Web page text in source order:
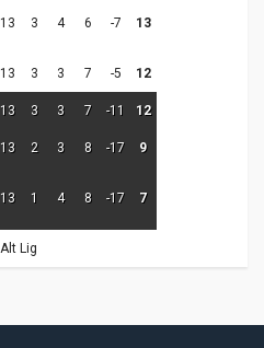
13 3 4 6 -7 13
13 3 3 7 -5 12
13 3 3 7 -11 12
13 2 3 8 -17 9
13 1 4 8 -17 7
Alt Lig